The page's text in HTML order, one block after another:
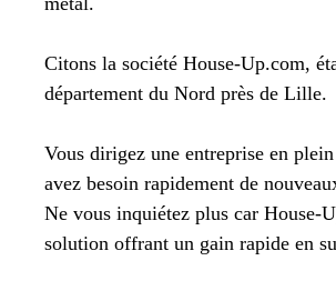
Citons la société House-Up.com,
département du Nord près de Lille.
Vous dirigez une entreprise en
avez besoin rapidement de
Ne vous inquiétez plus car House-
solution offrant un gain rapide en